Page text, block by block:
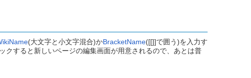
(大文字と小文字混合)かBracketName([[]]で囲う)を入力す
クすると新しいページの編集画面が用意されるので、あとは普